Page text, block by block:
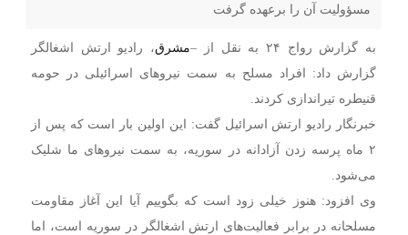
مسؤولیت آن را برعهده گرفت
به گزارش رواج ۲۴ به نقل از – مشرق، رادیو ارتش اشغالگر
گزارش داد: افراد مسلح به سمت نیروهای اسرائیلی در حومه
قنیطره تیراندازی کردند.
خبرنگار رادیو ارتش اسرائیل گفت: این اولین بار است که پس از
۲ ماه پرسه زدن آزادانه در سوریه، به سمت نیروهای ما شلیک
می‌شود.
وی افزود: هنوز خیلی زود است که بگوییم آیا این آغاز مقاومت
مسلحانه در برابر فعالیت‌های ارتش اشغالگر در سوریه است، اما